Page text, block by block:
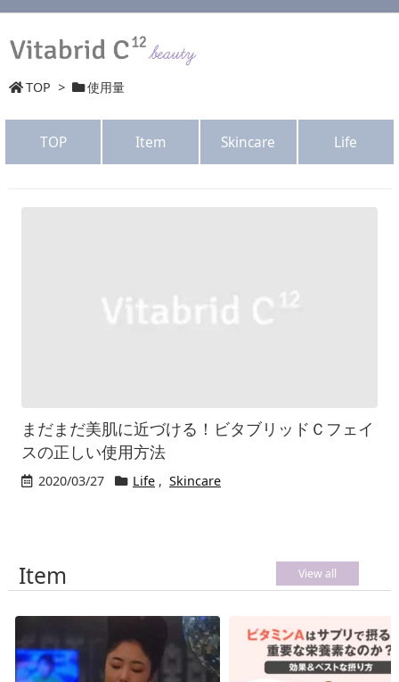
TOP > 使用量
TOP Item Skincare Life
まだまだ美肌に近づける！ビタブリッドＣフェイ
スの正しい使用方法
2020/03/27 Life , Skincare
View all
Item